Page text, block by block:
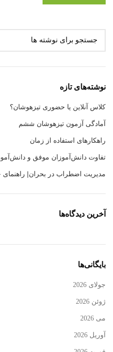
نوشته‌های تازه
کلاس آنلاین یا حضوری تیزهوشان؟
آمادگی آزمون تیزهوشان ششم
راهکارهای استفاده از زمان
تفاوت دانش‌آموزان موفق و
مدیریت اضطراب در بحران|
آخرین دیدگاه‌ها
بایگانی‌ها
جولای 2026
ژوئن 2026
می 2026
آوریل 2026